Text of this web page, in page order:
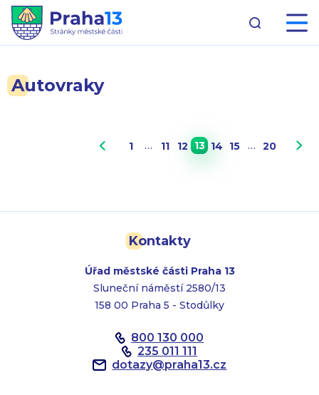
Autovraky
1 … 11 12 13 14 15 … 20
Kontakty
Úřad městské části Praha 13
Sluneční náměstí 2580/13
158 00 Praha 5 - Stodůlky
800 130 000
235 011 111
dotazy@praha13.cz